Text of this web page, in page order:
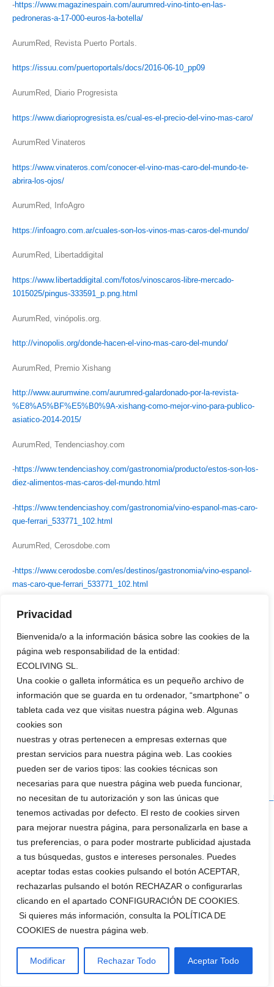
Privacidad
Bienvenida/o a la información básica sobre las cookies de la
página web responsabilidad de la entidad:
ECOLIVING SL.
Una cookie o galleta informática es un pequeño archivo de
información que se guarda en tu ordenador, “smartphone” o
tableta cada vez que visitas nuestra página web. Algunas
cookies son
nuestras y otras pertenecen a empresas externas que
prestan servicios para nuestra página web. Las cookies
pueden ser de varios tipos: las cookies técnicas son
necesarias para que nuestra página web pueda funcionar,
no necesitan de tu autorización y son las únicas que
tenemos activadas por defecto. El resto de cookies sirven
para mejorar nuestra página, para personalizarla en base a
tus preferencias, o para poder mostrarte publicidad ajustada
a tus búsquedas, gustos e intereses personales. Puedes
aceptar todas estas cookies pulsando el botón ACEPTAR,
rechazarlas pulsando el botón RECHAZAR o configurarlas
clicando en el apartado CONFIGURACIÓN DE COOKIES.
Si quieres más información, consulta la POLÍTICA DE
COOKIES de nuestra página web.
Modificar Rechazar Todo Aceptar Todo
-https://www.magazinespain.com/aurumred-vino-tinto-en-las-
pedroneras-a-17-000-euros-la-botella/
AurumRed, Revista Puerto Portals.
https://issuu.com/puertoportals/docs/2016-06-10_pp09
AurumRed, Diario Progresista
https://www.diarioprogresista.es/cual-es-el-precio-del-vino-mas-caro/
AurumRed Vinateros
https://www.vinateros.com/conocer-el-vino-mas-caro-del-mundo-te-
abrira-los-ojos/
AurumRed, InfoAgro
https://infoagro.com.ar/cuales-son-los-vinos-mas-caros-del-mundo/
AurumRed, Libertaddigital
https://www.libertaddigital.com/fotos/vinoscaros-libre-mercado-
1015025/pingus-333591_p.png.html
AurumRed, vinópolis.org.
http://vinopolis.org/donde-hacen-el-vino-mas-caro-del-mundo/
AurumRed, Premio Xishang
http://www.aurumwine.com/aurumred-galardonado-por-la-revista-
%E8%A5%BF%E5%B0%9A-xishang-como-mejor-vino-para-publico-
asiatico-2014-2015/
AurumRed, Tendenciashoy.com
-https://www.tendenciashoy.com/gastronomia/producto/estos-son-los-
diez-alimentos-mas-caros-del-mundo.html
-https://www.tendenciashoy.com/gastronomia/vino-espanol-mas-caro-
que-ferrari_533771_102.html
AurumRed, Cerosdobe.com
-https://www.cerodosbe.com/es/destinos/gastronomia/vino-espanol-
mas-caro-que-ferrari_533771_102.html
AurumRed, RadioCable.com
http://www.radiocable.com/vino-mas-caro-mundo-esp25000.html
AurumRed, DiarioSur.es
http://www.diariosur.es/sociedad/copas-20171226184302-nt.html
AurumRed, Bebidas Exquisitas
AurumRed, La Esencia del Vino
http://www.laesenciadelvino.com/noticias/detalles/
http://www.ideal.es/sociedad/vino-caro-mundo-20171226095403-
nt.html
AurumRed, InforBae.com
https://www.infobae.com/america/mundo/2017/12/27/este-es-el-vino-
mas-caro-del-mundo/
AurumRed, Hoy.es
http://www.hoy.es/sociedad/copas-20171224000206-ntvo.html